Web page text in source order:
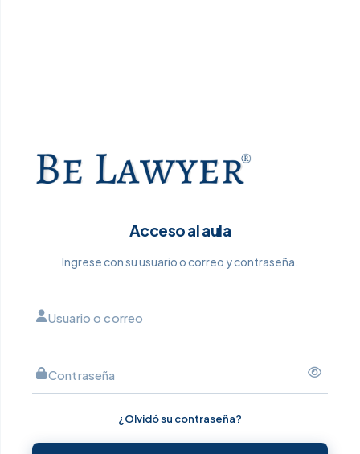
Acceso al aula
Ingrese con su usuario o correo y contraseña.
Usuario o correo
Contraseña
¿Olvidó su contraseña?